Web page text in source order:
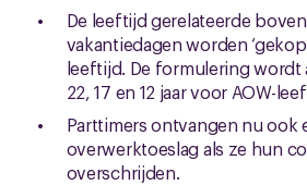
De leeftijd gerelateerde
vakantiedagen worden
leeftijd. De formulering wordt
22, 17 en 12 jaar voor AOW-
Parttimers ontvangen nu ook
overwerktoeslag als ze hun
overschrijden.